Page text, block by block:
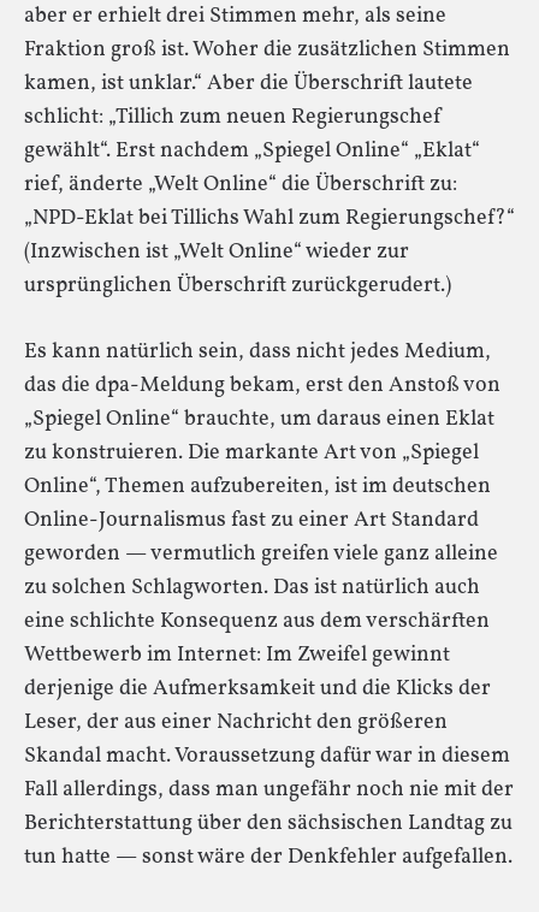
aber er erhielt drei Stimmen mehr, als seine
Fraktion groß ist. Woher die zusätzlichen Stimmen
kamen, ist unklar.“ Aber die Überschrift lautete
schlicht: „Tillich zum neuen Regierungschef
gewählt“. Erst nachdem „Spiegel Online“ „Eklat“
rief, änderte „Welt Online“ die Überschrift zu:
„NPD-Eklat bei Tillichs Wahl zum Regierungschef?“
(Inzwischen ist „Welt Online“ wieder zur
ursprünglichen Überschrift zurückgerudert.)
Es kann natürlich sein, dass nicht jedes Medium,
das die dpa-Meldung bekam, erst den Anstoß von
„Spiegel Online“ brauchte, um daraus einen Eklat
zu konstruieren. Die markante Art von „Spiegel
Online“, Themen aufzubereiten, ist im deutschen
Online-Journalismus fast zu einer Art Standard
geworden — vermutlich greifen viele ganz alleine
zu solchen Schlagworten. Das ist natürlich auch
eine schlichte Konsequenz aus dem verschärften
Wettbewerb im Internet: Im Zweifel gewinnt
derjenige die Aufmerksamkeit und die Klicks der
Leser, der aus einer Nachricht den größeren
Skandal macht. Voraussetzung dafür war in diesem
Fall allerdings, dass man ungefähr noch nie mit der
Berichterstattung über den sächsischen Landtag zu
tun hatte — sonst wäre der Denkfehler aufgefallen.